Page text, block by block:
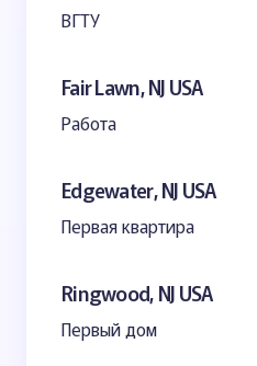
ВГТУ
Fair Lawn, NJ USA
Работа
Edgewater, NJ USA
Первая квартира
Ringwood, NJ USA
Первый дом